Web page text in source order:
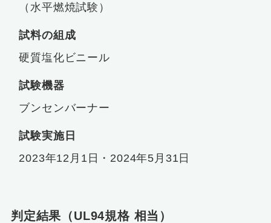
（水平燃焼試験）
試料の組成
硬質塩化ビニール
試験機器
ブンセンバーナー
試験実施日
2023年12月1日・2024年5月31日
判定結果（UL94規格 相当）